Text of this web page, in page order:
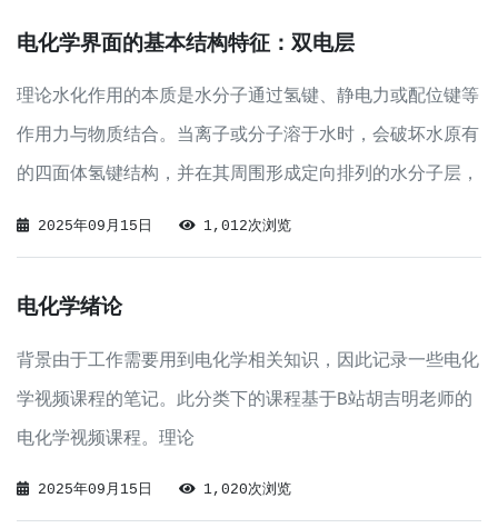
电化学界面的基本结构特征：双电层
理论水化作用的本质是水分子通过氢键、静电力或配位键等
作用力与物质结合。当离子或分子溶于水时，会破坏水原有
的四面体氢键结构，并在其周围形成定向排列的水分子层，
称为水化膜。这个过程属于“溶剂化”的一种（以水为溶剂
时特称为水化），它促进了物质的溶解或离解。在电解质溶
液中，离子通常以水化离子的形式存在，例如
2025年09月15日 1,012次浏览
电化学绪论
背景由于工作需要用到电化学相关知识，因此记录一些电化
学视频课程的笔记。此分类下的课程基于B站胡吉明老师的
电化学视频课程。理论
2025年09月15日 1,020次浏览